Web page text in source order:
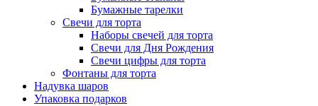
Бумажные тарелки
Свечи для торта
Наборы свечей для торта
Свечи для Дня Рождения
Свечи цифры для торта
Фонтаны для торта
Надувка шаров
Упаковка подарков